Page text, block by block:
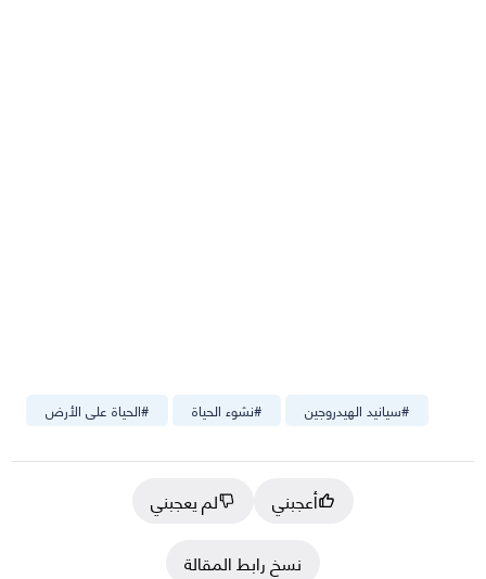
#الحياة على الأرض #نشوء الحياة #سيانيد الهيدروجين
أعجبني
لم يعجبني
نسخ رابط المقالة